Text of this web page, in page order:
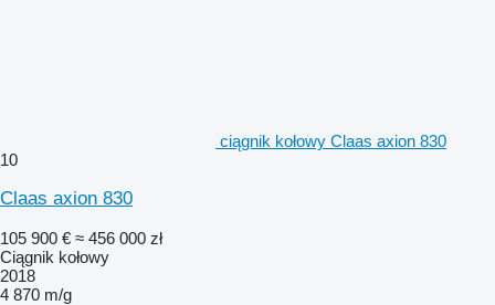
ciągnik kołowy Claas axion 830
10
Claas axion 830
105 900 € ≈ 456 000 zł
Ciągnik kołowy
2018
4 870 m/g